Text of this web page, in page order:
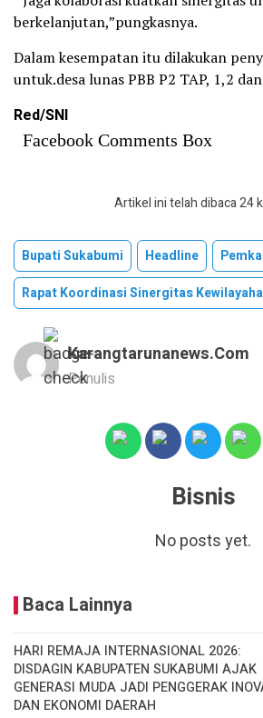
berkelanjutan,”pungkasnya.
Dalam kesempatan itu dilakukan
untuk.desa lunas PBB P2 TAP, 1,2
Red/SNI
Facebook Comments Box
Artikel ini telah dibaca 24
Bupati Sukabumi Headline
Rapat Koordinasi Sinergitas
Karangtarunanews.com
Penulis
Bisnis
No posts yet.
Baca Lainnya
HARI REMAJA INTERNASIONAL 2026:
DISDAGIN KABUPATEN SUKABUMI AJAK
GENERASI MUDA JADI PENGGERAK
DAN EKONOMI DAERAH